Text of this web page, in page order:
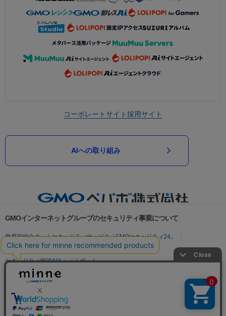
コーポレートサイト採用サイト
AIへの取り組み
GMOインターネットグループのセキュリティ事業について
世界初総合ネットセキュリティサービス「GMOセキュリティ24」
パスワード漏洩診断
Webサイトリスク診断
セキュリティ相談AIチャットボット
実在証明・盗聴対策
サイバー攻撃対策（GMO Flatt Security）
セキュリティ事業の軌跡